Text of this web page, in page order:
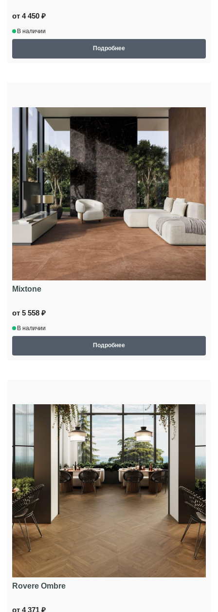
от 4 450 ₽
В наличии
Подробнее
Mixtone
от 5 558 ₽
В наличии
Подробнее
Rovere Ombre
от 4 371 ₽